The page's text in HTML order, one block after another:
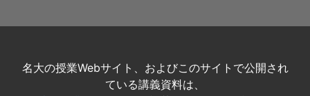
名大の授業Webサイト、およびこのサイトで公開され
ている講義資料は、